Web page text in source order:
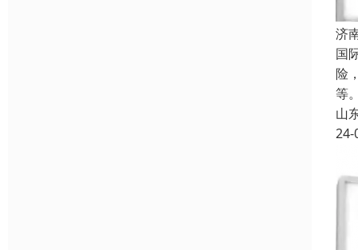
济
国
险
等
山
24-